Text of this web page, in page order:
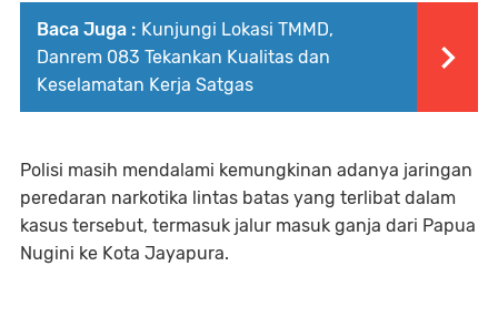
Baca Juga : Kunjungi Lokasi TMMD,
Danrem 083 Tekankan Kualitas dan
Keselamatan Kerja Satgas
‎Polisi masih mendalami kemungkinan adanya jaringan
peredaran narkotika lintas batas yang terlibat dalam
kasus tersebut, termasuk jalur masuk ganja dari Papua
Nugini ke Kota Jayapura.